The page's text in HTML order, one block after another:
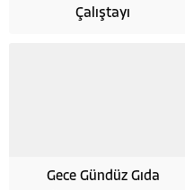
Çalıştayı
Gece Gündüz Gıda